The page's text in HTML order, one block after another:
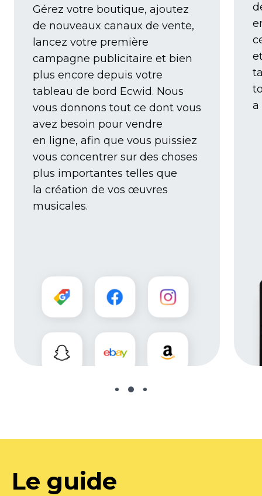
Gérez votre boutique, ajoutez
de nouveaux canaux de vente,
lancez votre première
campagne publicitaire et bien
plus encore depuis votre
tableau de bord Ecwid. Nous
vous donnons tout ce dont vous
avez besoin pour vendre
en ligne, afin que vous puissiez
vous concentrer sur des choses
plus importantes telles que
la création de vos œuvres
musicales.
a
Le guide